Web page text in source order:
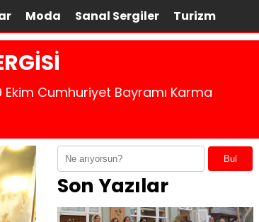
Moda Sanal Sergiler Turizm
Cumhuriyet Bayramı Karma
Bul
Son Yazılar